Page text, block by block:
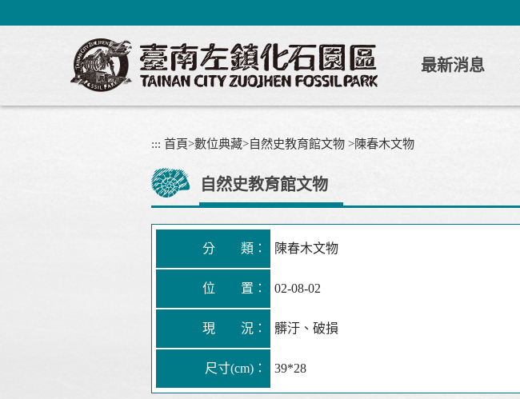
到
區
最新消息
::: 首頁>數位典藏>自然史教育館文物 >陳春木文物
自然史教育館文物
分 類： 陳春木文物
位 置： 02-08-02
現 況： 髒汙、破損
尺寸(cm)： 39*28